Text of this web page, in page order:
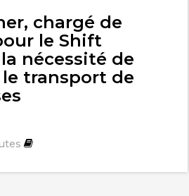
chargé de
le Shift
nécessité de
transport de